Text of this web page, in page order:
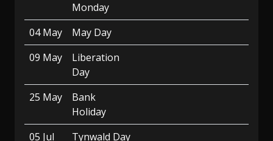
Monday
04 May
May Day
09 May
Liberation
Day
25 May
Bank
Holiday
05 Jul
Tynwald Day